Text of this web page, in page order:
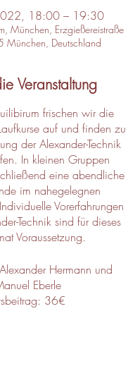
18:00 – 19:30
München, Erzgießereistraße
Deutschland
Veranstaltung
frischen wir die
auf und finden zu
der Alexander-Technik
In kleinen Gruppen
eine abendliche
im nahegelegnen
Vorerfahrungen
Technik sind für dieses
Voraussetzung.
Hermann und
Eberle
36€